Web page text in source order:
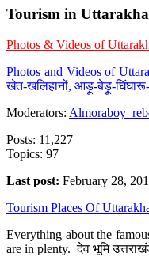
Tourism in
Photos & Videos of
Photos and Videos of
खेत-खलिहानों, आड़ू-बेड़ू-घिंघारू-
Moderators:
Posts: 11,227
Topics: 97
Last post: February 28,
Tourism Places Of
Everything about the
are in plenty. देव भूमि